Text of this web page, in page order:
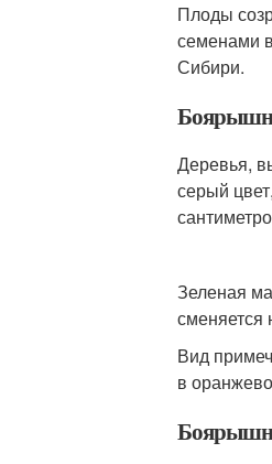
Плоды
семенами
Сибири.
Деревья,
серый
Зеленая
сменяется
Вид
в